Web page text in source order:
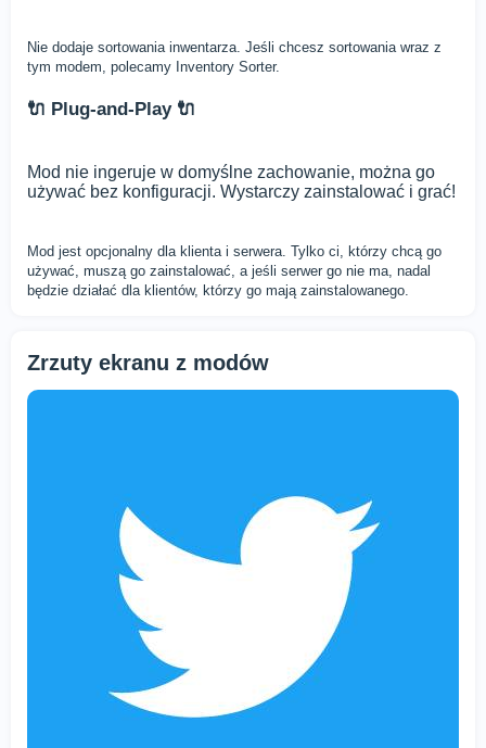
Nie dodaje sortowania inwentarza. Jeśli chcesz sortowania wraz z
tym modem, polecamy Inventory Sorter.
🔌 Plug-and-Play 🔌
Mod nie ingeruje w domyślne zachowanie, można go
używać bez konfiguracji. Wystarczy zainstalować i grać!
Mod jest opcjonalny dla klienta i serwera. Tylko ci, którzy chcą go
używać, muszą go zainstalować, a jeśli serwer go nie ma, nadal
będzie działać dla klientów, którzy go mają zainstalowanego.
Zrzuty ekranu z modów